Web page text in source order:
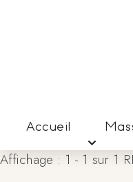
Accueil
Affichage : 1 - 1 sur 1